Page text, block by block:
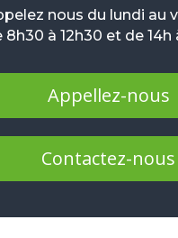
nous du lundi au
8h30 à 12h30 et de 14h
Appellez-nous
Contactez-nous